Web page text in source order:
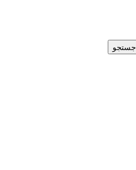
جستجو